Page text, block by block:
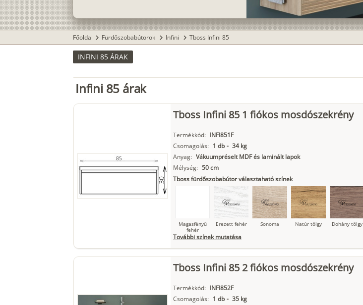
Főoldal chevron_right Fürdőszobabútorok chevron_right Infini chevron_right Tboss Infini 85
INFINI 85 ÁRAK
Infini 85 árak
Tboss Infini 85 1 fiókos mosdószekrény
Termékkód: INFI851F
Csomagolás: 1 db - 34 kg
Anyag: Vákuumpréselt MDF és laminált lapok
Mélység: 50 cm
Tboss fürdőszobabútor választaható színek
Magasfényű
fehér
Erezett fehér Sonoma Natúr tölgy Dohány tölgy
Szupermatt
Lágy krém Kasmír Kőszürke Nádzöld
További színek mutatása
Tboss Infini 85 2 fiókos mosdószekrény
Termékkód: INFI852F
Csomagolás: 1 db - 35 kg